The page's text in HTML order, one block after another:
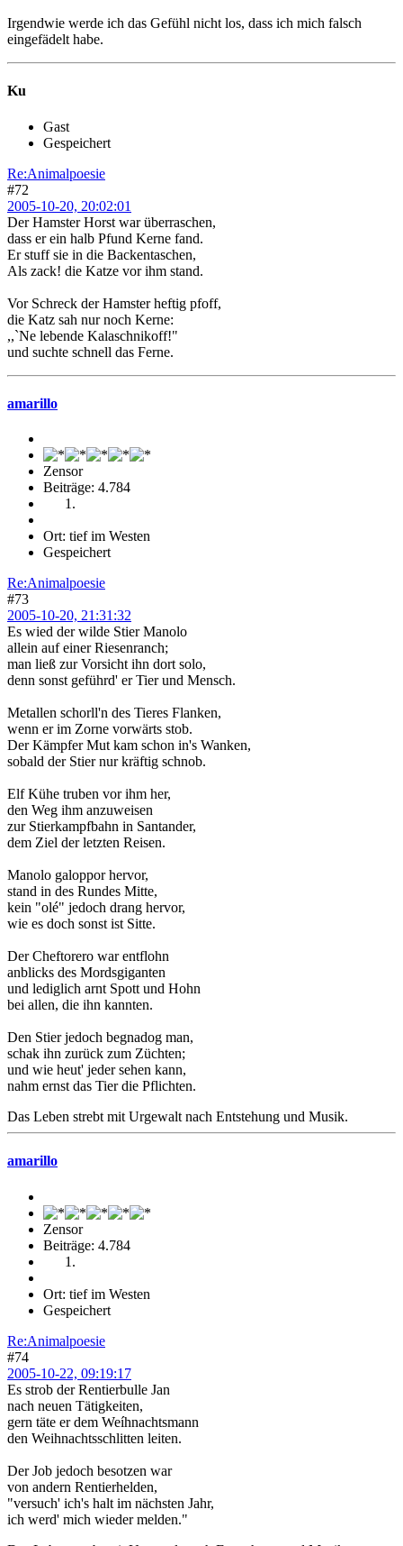
Irgendwie werde ich das Gefühl nicht los, dass ich mich falsch
eingefädelt habe.
Ku
Gast
Gespeichert
Re:Animalpoesie
#72
2005-10-20, 20:02:01
Der Hamster Horst war überraschen,
dass er ein halb Pfund Kerne fand.
Er stuff sie in die Backentaschen,
Als zack! die Katze vor ihm stand.
Vor Schreck der Hamster heftig pfoff,
die Katz sah nur noch Kerne:
,,`Ne lebende Kalaschnikoff!"
und suchte schnell das Ferne.
amarillo
Zensor
Beiträge: 4.784
Ort: tief im Westen
Gespeichert
Re:Animalpoesie
#73
2005-10-20, 21:31:32
Es wied der wilde Stier Manolo
allein auf einer Riesenranch;
man ließ zur Vorsicht ihn dort solo,
denn sonst geführd' er Tier und Mensch.
Metallen schorll'n des Tieres Flanken,
wenn er im Zorne vorwärts stob.
Der Kämpfer Mut kam schon in's Wanken,
sobald der Stier nur kräftig schnob.
Elf Kühe truben vor ihm her,
den Weg ihm anzuweisen
zur Stierkampfbahn in Santander,
dem Ziel der letzten Reisen.
Manolo galoppor hervor,
stand in des Rundes Mitte,
kein "olé" jedoch drang hervor,
wie es doch sonst ist Sitte.
Der Cheftorero war entflohn
anblicks des Mordsgiganten
und lediglich arnt Spott und Hohn
bei allen, die ihn kannten.
Den Stier jedoch begnadog man,
schak ihn zurück zum Züchten;
und wie heut' jeder sehen kann,
nahm ernst das Tier die Pflichten.
Das Leben strebt mit Urgewalt nach Entstehung und Musik.
amarillo
Zensor
Beiträge: 4.784
Ort: tief im Westen
Gespeichert
Re:Animalpoesie
#74
2005-10-22, 09:19:17
Es strob der Rentierbulle Jan
nach neuen Tätigkeiten,
gern täte er dem Weíhnachtsmann
den Weihnachtsschlitten leiten.
Der Job jedoch besotzen war
von andern Rentierhelden,
"versuch' ich's halt im nächsten Jahr,
ich werd' mich wieder melden."